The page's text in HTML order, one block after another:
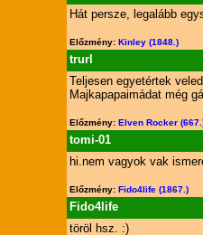
Hát persze, legalább
Előzmény: Kinley (1848.)
trurl
Teljesen egyetértek
Majkapapaimádat még
Előzmény: Elven Rocker
tomi-01
hi.nem vagyok vak
Előzmény: Fido4life (1867.)
Fido4life
töröl hsz. :)